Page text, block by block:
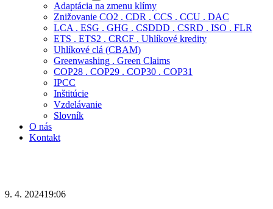
Adaptácia na zmenu klímy
Znižovanie CO2 . CDR . CCS . CCU . DAC
LCA . ESG . GHG . CSDDD . CSRD . ISO . FLR
ETS . ETS2 . CRCF . Uhlíkové kredity
Uhlíkové clá (CBAM)
Greenwashing . Green Claims
COP28 . COP29 . COP30 . COP31
IPCC
Inštitúcie
Vzdelávanie
Slovník
O nás
Kontakt
9. 4. 202419:06